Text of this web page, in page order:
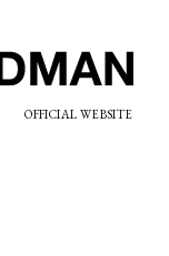
OFFICIAL WEBSITE